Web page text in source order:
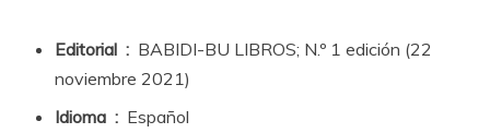
Editorial ‏ : ‎ BABIDI-BU LIBROS; N.º 1 edición (22
noviembre 2021)
Idioma ‏ : ‎ Español